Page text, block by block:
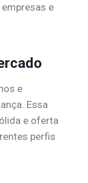
e
e
Essa
e oferta
perfis